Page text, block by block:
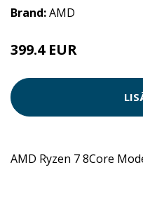
Brand:AMD
399.4 EUR
AMD Ryzen 7 8Core